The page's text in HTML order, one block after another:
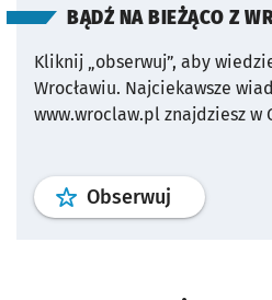
BĄDŹ NA BIEŻĄCO Z
Kliknij „obserwuj”, aby
Wrocławiu. Najciekawsze
www.wroclaw.pl znajdziesz w
Obserwuj profil